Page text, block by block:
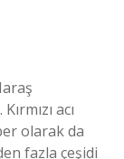
acı
olarak da
fazla çeşidi